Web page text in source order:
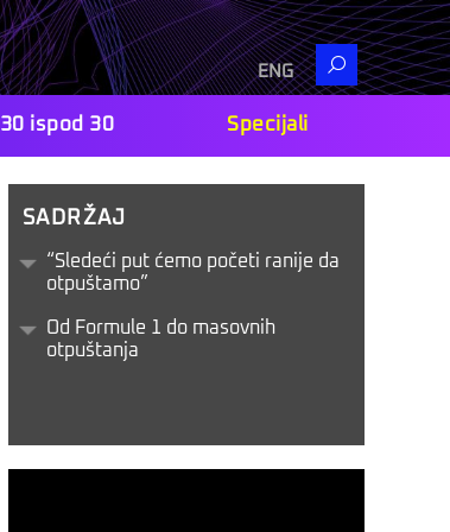
ENG
Search
30 ispod 30 Specijali
SADRŽAJ
“Sledeći put ćemo početi ranije da
otpuštamo”
Od Formule 1 do masovnih
otpuštanja